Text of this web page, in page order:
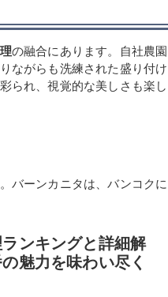
の融合にあります。自社農園
ながらも洗練された盛り付け
られ、視覚的な美しさも楽し
バーンカニタは、バンコクに
ンキングと詳細解
魅力を味わい尽く